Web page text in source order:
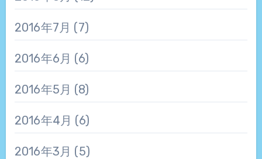
2016年7月 (7)
2016年6月 (6)
2016年5月 (8)
2016年4月 (6)
2016年3月 (5)